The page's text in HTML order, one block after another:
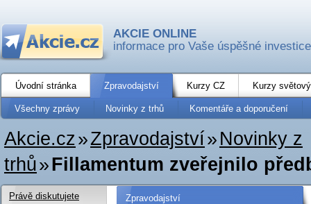
AKCIE ONLINE
informace pro Vaše úspěšné investice
Úvodní stránka Zpravodajství Kurzy CZ Kurzy
Všechny zprávy Novinky z trhů Komentáře a doporučení
Akcie.cz»Zpravodajství» Novinky z
trhů»Fillamentum zveřejnilo
Zpravodajství
Právě diskutujete